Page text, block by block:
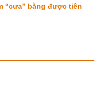
“cưa” bằng được tiên